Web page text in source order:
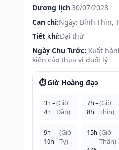
Dương lịch:30/07/2028
Can chi:Ngày: Bính Thìn,
Tiết khí:Đại thử
Ngày Chu Tước: Xuất
kiện cáo thua vì đuối lý
⏱️ Giờ Hoàng đạo
3h –
4h
(Giờ
Dần)
7h –
8h
(Giờ
Thìn)
9h –
10h
(Giờ
Tỵ)
15h
–
(Giờ
Thân)